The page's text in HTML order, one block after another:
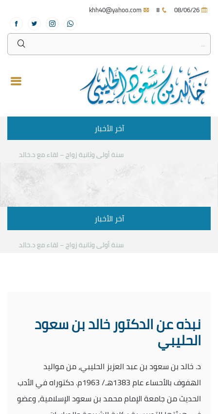
#
آخر الأخبار
سنة أولى وثانية زواج – لقاء مع د.خالد الحليبي
آخر الأخبار
سنة أولى وثانية زواج – لقاء مع د.خالد الحليبي
نبذه عن الدكتور خالد بن سعود
الحليبي
د. خالد بن سعود بن عبد العزيز الحليبي، من مواليد
الهفوف بالأحساء عام 1383هـ/ 1963م. دكتوراه في الأدب
الحديث من جامعة الإمام محمد بن سعود الإسلامية، وعضو